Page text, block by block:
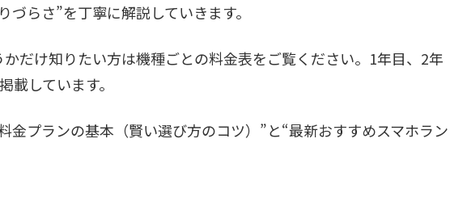
らさ”を丁寧に解説していきます。
だけ知りたい方は機種ごとの料金表をご覧ください。1年目、2年
載しています。
金プランの基本（賢い選び方のコツ）”と“最新おすすめスマホラン